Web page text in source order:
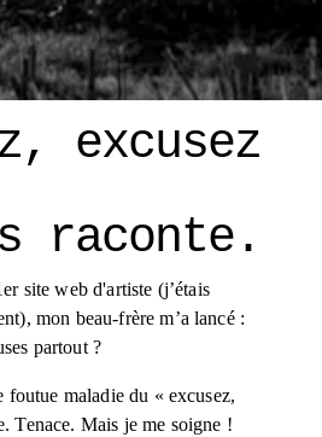
excusez
site web d'artiste (j’étais
mon beau-frère m’a lancé :
partout ?
foutue maladie du « excusez,
Tenace. Mais je me soigne !